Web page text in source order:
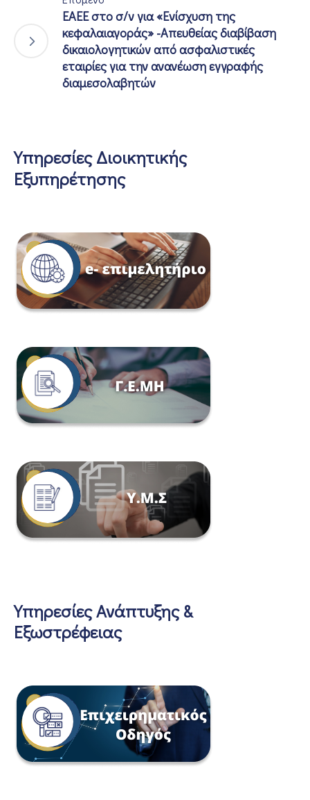
ΕΑΕΕ στο σ/ν για «Ενίσχυση της
κεφαλαιαγοράς» -Απευθείας διαβίβαση
δικαιολογητικών από ασφαλιστικές
εταιρίες για την ανανέωση εγγραφής
διαμεσολαβητών
Υπηρεσίες Διοικητικής
Εξυπηρέτησης
Υπηρεσίες Ανάπτυξης &
Εξωστρέφειας